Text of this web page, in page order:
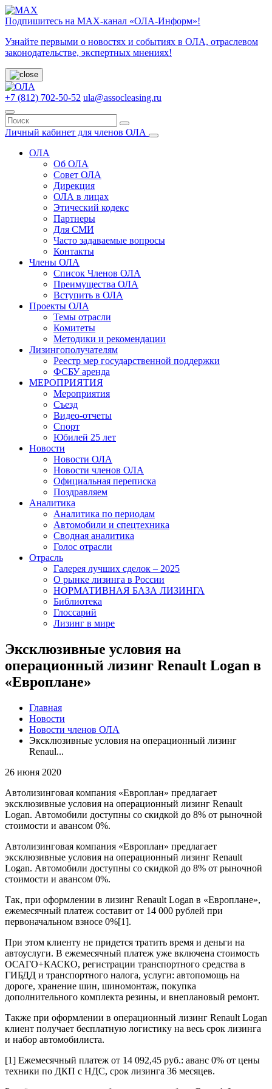
Подпишитесь на МАХ-канал «ОЛА-Информ»!
Узнайте первыми о новостях и событиях в ОЛА, отраслевом
законодательстве, экспертных мнениях!
+7 (812) 702-50-52 ula@assocleasing.ru
Личный кабинет для членов ОЛА
ОЛА
Об ОЛА
Совет ОЛА
Дирекция
ОЛА в лицах
Этический кодекс
Партнеры
Для СМИ
Часто задаваемые вопросы
Контакты
Члены ОЛА
Список Членов ОЛА
Преимущества ОЛА
Вступить в ОЛА
Проекты ОЛА
Темы отрасли
Комитеты
Методики и рекомендации
Лизингополучателям
Реестр мер государственной поддержки
ФСБУ аренда
МЕРОПРИЯТИЯ
Мероприятия
Съезд
Видео-отчеты
Спорт
Юбилей 25 лет
Новости
Новости ОЛА
Новости членов ОЛА
Официальная переписка
Поздравляем
Аналитика
Аналитика по периодам
Автомобили и спецтехника
Сводная аналитика
Голос отрасли
Отрасль
Галерея лучших сделок – 2025
О рынке лизинга в России
НОРМАТИВНАЯ БАЗА ЛИЗИНГА
Библиотека
Глоссарий
Лизинг в мире
Эксклюзивные условия на
операционный лизинг Renault Logan в
«Европлане»
Главная
Новости
Новости членов ОЛА
Эксклюзивные условия на операционный лизинг
Renaul...
26 июня 2020
Автолизинговая компания «Европлан» предлагает
эксклюзивные условия на операционный лизинг Renault
Logan. Автомобили доступны со скидкой до 8% от рыночной
стоимости и авансом 0%.
Автолизинговая компания «Европлан» предлагает
эксклюзивные условия на операционный лизинг Renault
Logan. Автомобили доступны со скидкой до 8% от рыночной
стоимости и авансом 0%.
Так, при оформлении в лизинг Renault Logan в «Европлане»,
ежемесячный платеж составит от 14 000 рублей при
первоначальном взносе 0%[1].
При этом клиенту не придется тратить время и деньги на
автоуслуги. В ежемесячный платеж уже включена стоимость
ОСАГО+КАСКО, регистрации транспортного средства в
ГИБДД и транспортного налога, услуги: автопомощь на
дороге, хранение шин, шиномонтаж, покупка
дополнительного комплекта резины, и внеплановый ремонт.
Также при оформлении в операционный лизинг Renault Logan
клиент получает бесплатную логистику на весь срок лизинга
и набор автомобилиста.
[1] Ежемесячный платеж от 14 092,45 руб.: аванс 0% от цены
техники по ДКП с НДС, срок лизинга 36 месяцев.